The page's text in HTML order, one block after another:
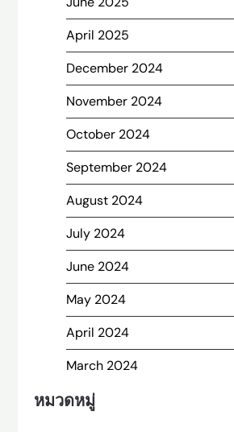
April 2025
December 2024
November 2024
October 2024
September 2024
August 2024
July 2024
June 2024
May 2024
April 2024
March 2024
หมวดหมู่